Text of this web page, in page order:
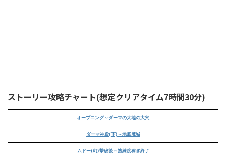
ストーリー攻略チャート(想定クリアタイム7時間30分)
オープニング～ダーマの大地の大穴
ダーマ神殿(下)～地底魔城
ムドー(幻)撃破後～熟練度稼ぎ終了